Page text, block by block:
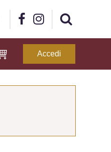
Accedi